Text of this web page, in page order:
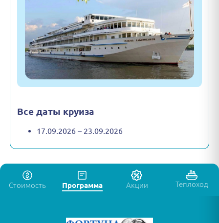
Все даты круиза
17.09.2026 – 23.09.2026
Стоимость Программа Акции Теплоход